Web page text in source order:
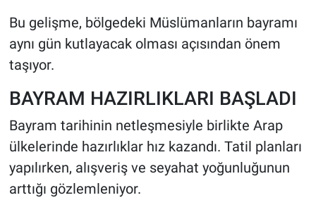
Bu gelişme, bölgedeki Müslümanların bayramı
aynı gün kutlayacak olması açısından önem
taşıyor.
BAYRAM HAZIRLIKLARI BAŞLADI
Bayram tarihinin netleşmesiyle birlikte Arap
ülkelerinde hazırlıklar hız kazandı. Tatil planları
yapılırken, alışveriş ve seyahat yoğunluğunun
arttığı gözlemleniyor.